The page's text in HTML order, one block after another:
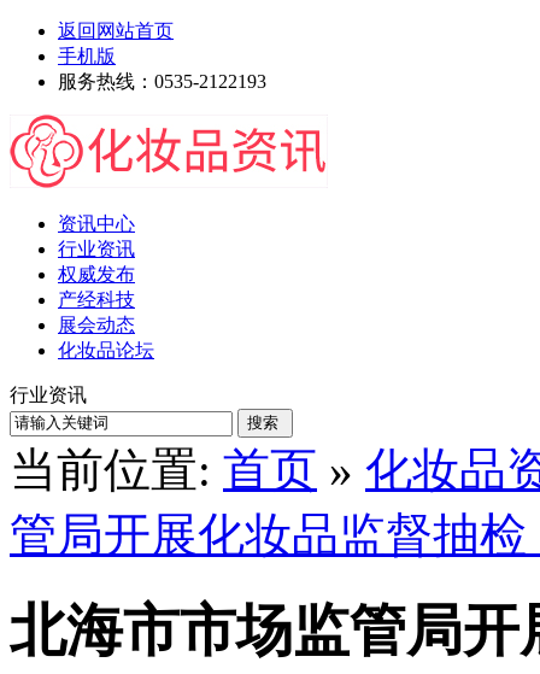
返回网站首页
手机版
服务热线：0535-2122193
资讯中心
行业资讯
权威发布
产经科技
展会动态
化妆品论坛
行业资讯
当前位置: 首页 » 化妆品
管局开展化妆品监督抽
北海市市场监管局